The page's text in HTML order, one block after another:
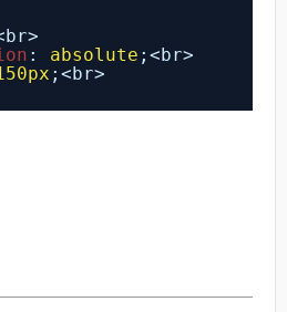
: absolute ;<br>
;<br>